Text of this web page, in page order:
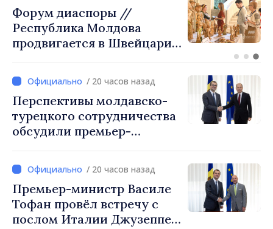
Джозеф Беркхалтер
утверждён Сенатом США в
должности будущего
Молдова
/ 20 часов назад
Перспективы молдавско-
турецкого сотрудничества
обсудили премьер-
посол Турции Уйгар
Мустафа Сертел/ 20 часов назад
Премьер-министр Василе
Тофан провёл встречу с
послом Италии Джузеппе